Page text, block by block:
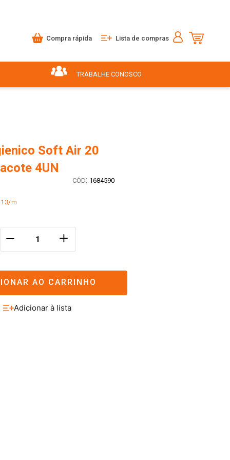
Compra rápida Lista de compras
TRABALHE CONOSCO
Soft Air 20
4UN
: 1684590
m
＋
AO CARRINHO